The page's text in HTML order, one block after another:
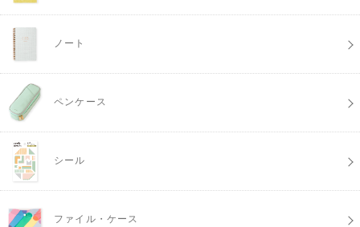
ノート
ペンケース
シール
ファイル・ケース